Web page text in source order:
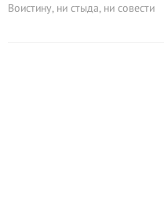
Воистину, ни стыда, ни совести